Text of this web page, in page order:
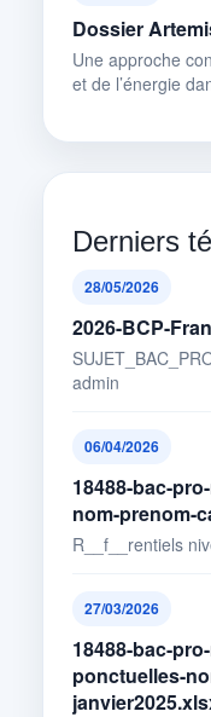
Dossier
Une approche
et de l’énergie
Derniers
28/05/2026
2026-BCP-
admin
06/04/2026
18488-bac-
nom-prenom-
R__f__rentiels
27/03/2026
18488-bac-
ponctuelles-